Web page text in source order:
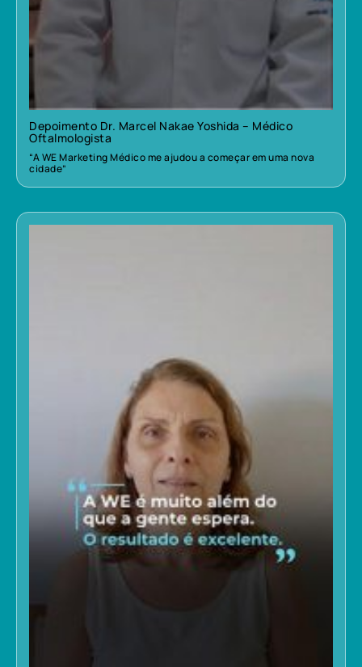
Depoimento Dr. Marcel Nakae Yoshida – Médico
Oftalmologista
“A WE Marketing Médico me ajudou a começar em uma nova
cidade”